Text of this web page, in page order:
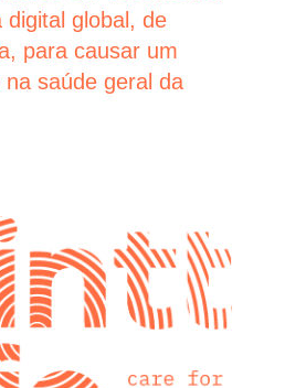
digital global, de
para causar um
saúde geral da